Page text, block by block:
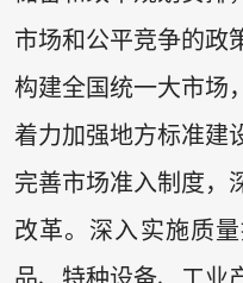
市场和公平竞争的政
构建全国统一大市场
着力加强地方标准建
完善市场准入制度，
改革。深入实施质